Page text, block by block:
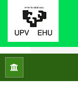
Inicio